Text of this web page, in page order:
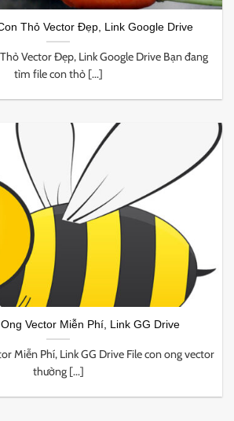
Thỏ Vector Đẹp, Link Google Drive
Vector Đẹp, Link Google Drive Bạn đang
tìm file con thỏ [...]
Vector Miễn Phí, Link GG Drive
Miễn Phí, Link GG Drive File con ong vector
thường [...]